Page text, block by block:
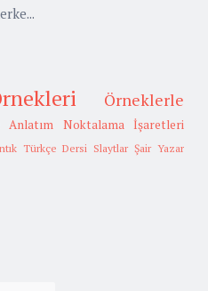
Örneklerle
Noktalama İşaretleri
Türkçe Dersi Slaytlar Şair Yazar